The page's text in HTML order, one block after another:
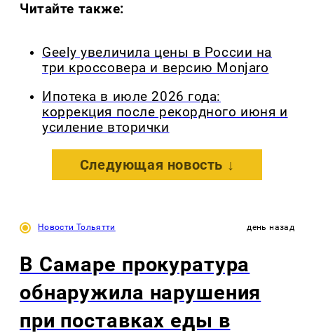
Читайте также:
Geely увеличила цены в России на
три кроссовера и версию Monjaro
Ипотека в июле 2026 года:
коррекция после рекордного июня и
усиление вторички
Следующая новость ↓
Новости Тольятти день назад
В Самаре прокуратура
обнаружила нарушения
при поставках еды в